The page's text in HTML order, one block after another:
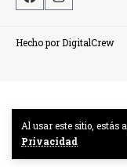
Al usar este sitio, estás
Privacidad
Hecho por DigitalCrew